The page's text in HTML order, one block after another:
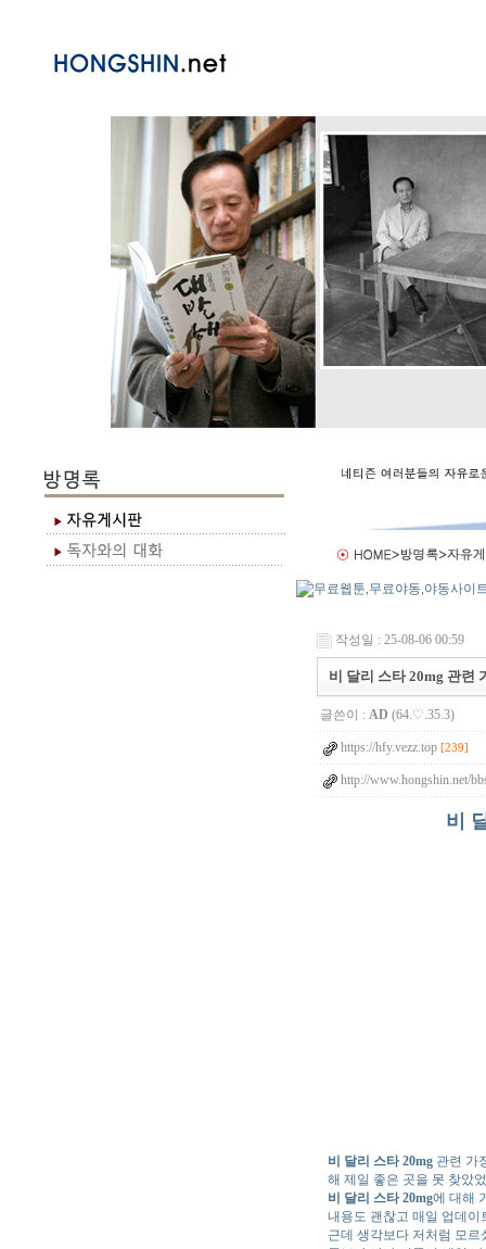
작성일 : 25-08-06 00:59
비 달리 스타 20mg 관련
글쓴이 : AD (64.♡.35.3)
https://hfy.vezz.top [239]
http://www.hongshin.net/
비
비 달리 스타 20mg 관련 가
해 제일 좋은 곳을 못 찾았
비 달리 스타 20mg에 대해
내용도 괜찮고 매일 업데
근데 생각보다 저처럼 모